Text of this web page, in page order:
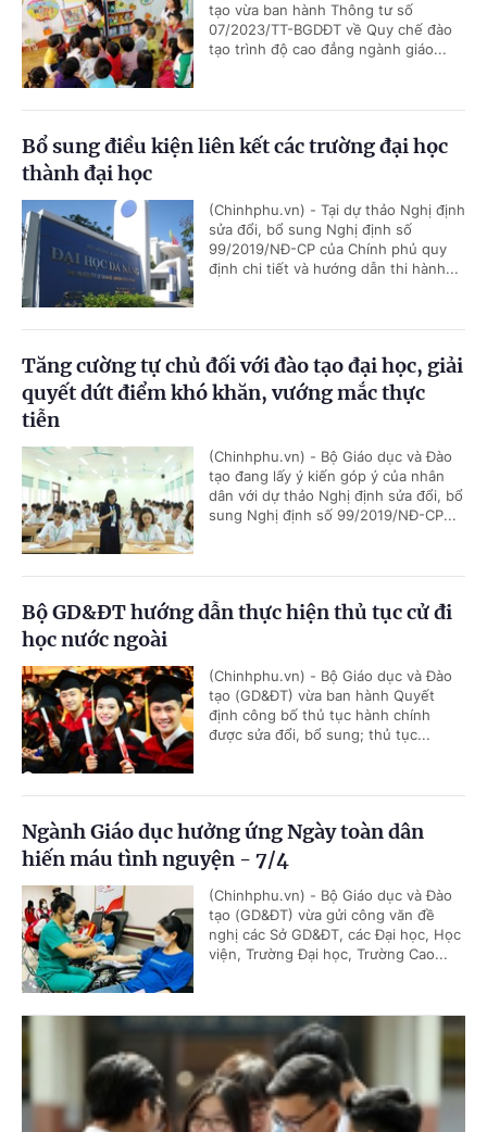
tạo vừa ban hành Thông tư số
07/2023/TT-BGDĐT về Quy chế đào
tạo trình độ cao đẳng ngành giáo...
Bổ sung điều kiện liên kết các trường đại học
thành đại học
(Chinhphu.vn) - Tại dự thảo Nghị định
sửa đổi, bổ sung Nghị định số
99/2019/NĐ-CP của Chính phủ quy
định chi tiết và hướng dẫn thi hành...
Tăng cường tự chủ đối với đào tạo đại học, giải
quyết dứt điểm khó khăn, vướng mắc thực
tiễn
(Chinhphu.vn) - Bộ Giáo dục và Đào
tạo đang lấy ý kiến góp ý của nhân
dân với dự thảo Nghị định sửa đổi, bổ
sung Nghị định số 99/2019/NĐ-CP...
Bộ GD&ĐT hướng dẫn thực hiện thủ tục cử đi
học nước ngoài
(Chinhphu.vn) - Bộ Giáo dục và Đào
tạo (GD&ĐT) vừa ban hành Quyết
định công bố thủ tục hành chính
được sửa đổi, bổ sung; thủ tục...
Ngành Giáo dục hưởng ứng Ngày toàn dân
hiến máu tình nguyện - 7/4
(Chinhphu.vn) - Bộ Giáo dục và Đào
tạo (GD&ĐT) vừa gửi công văn đề
nghị các Sở GD&ĐT, các Đại học, Học
viện, Trường Đại học, Trường Cao...